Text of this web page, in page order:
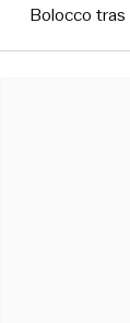
Bolocco